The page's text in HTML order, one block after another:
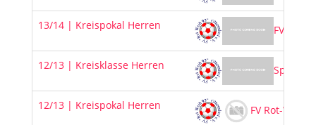
13/14 | Kreispokal Herren FV Rot-
12/13 | Kreisklasse Herren SpG FV
12/13 | Kreispokal Herren FV Rot-Weiß